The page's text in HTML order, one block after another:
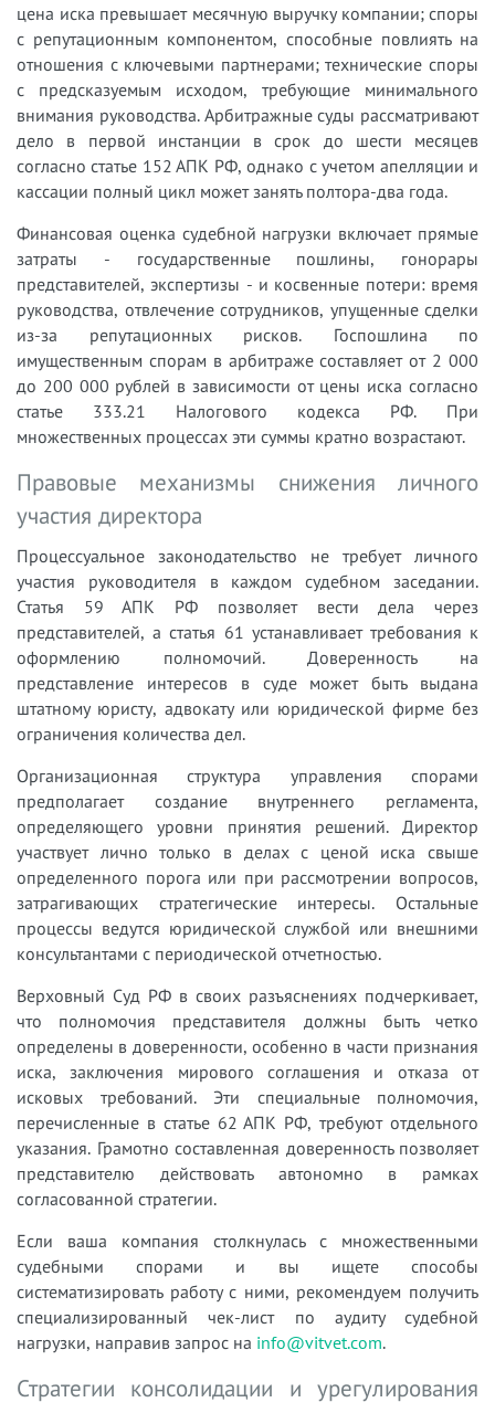
цена иска превышает месячную выручку компании; споры
с репутационным компонентом, способные повлиять на
отношения с ключевыми партнерами; технические споры
с предсказуемым исходом, требующие минимального
внимания руководства. Арбитражные суды рассматривают
дело в первой инстанции в срок до шести месяцев
согласно статье 152 АПК РФ, однако с учетом апелляции и
кассации полный цикл может занять полтора-два года.
Финансовая оценка судебной нагрузки включает прямые
затраты - государственные пошлины, гонорары
представителей, экспертизы - и косвенные потери: время
руководства, отвлечение сотрудников, упущенные сделки
из-за репутационных рисков. Госпошлина по
имущественным спорам в арбитраже составляет от 2 000
до 200 000 рублей в зависимости от цены иска согласно
статье 333.21 Налогового кодекса РФ. При
множественных процессах эти суммы кратно возрастают.
Правовые механизмы снижения личного
участия директора
Процессуальное законодательство не требует личного
участия руководителя в каждом судебном заседании.
Статья 59 АПК РФ позволяет вести дела через
представителей, а статья 61 устанавливает требования к
оформлению полномочий. Доверенность на
представление интересов в суде может быть выдана
штатному юристу, адвокату или юридической фирме без
ограничения количества дел.
Организационная структура управления спорами
предполагает создание внутреннего регламента,
определяющего уровни принятия решений. Директор
участвует лично только в делах с ценой иска свыше
определенного порога или при рассмотрении вопросов,
затрагивающих стратегические интересы. Остальные
процессы ведутся юридической службой или внешними
консультантами с периодической отчетностью.
Верховный Суд РФ в своих разъяснениях подчеркивает,
что полномочия представителя должны быть четко
определены в доверенности, особенно в части признания
иска, заключения мирового соглашения и отказа от
исковых требований. Эти специальные полномочия,
перечисленные в статье 62 АПК РФ, требуют отдельного
указания. Грамотно составленная доверенность позволяет
представителю действовать автономно в рамках
согласованной стратегии.
Если ваша компания столкнулась с множественными
судебными спорами и вы ищете способы
систематизировать работу с ними, рекомендуем получить
специализированный чек-лист по аудиту судебной
нагрузки, направив запрос на info@vitvet.com.
Стратегии консолидации и урегулирования